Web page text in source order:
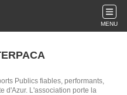
MENU
Publics fiables, performants,
d'Azur. L'association porte la